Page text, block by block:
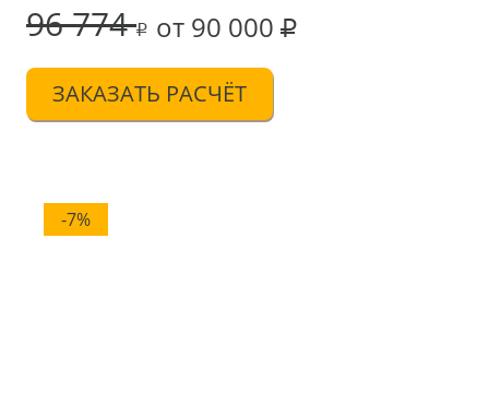
96 774 от 90 000
ЗАКАЗАТЬ РАСЧЁТ
-7%